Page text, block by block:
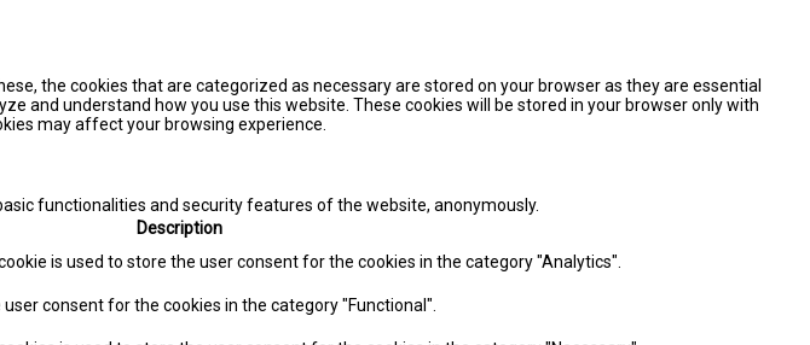
the cookies that are categorized as necessary are stored on your browser as they are essential
and understand how you use this website. These cookies will be stored in your browser only with
may affect your browsing experience.
functionalities and security features of the website, anonymously.
Description
is used to store the user consent for the cookies in the category "Analytics".
consent for the cookies in the category "Functional".